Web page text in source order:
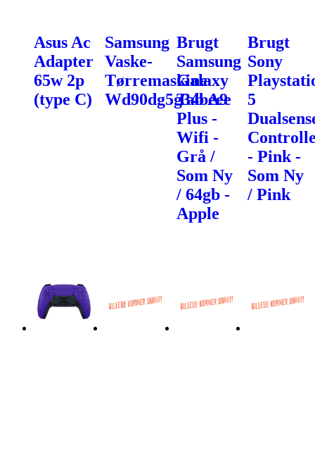
Asus Ac
Adapter
65w 2p
(type C)
Samsung
Vaske-
Tørremaskine
Wd90dg5g34beee
Brugt
Samsung
Galaxy
Tab A9
Plus -
Wifi -
Grå /
Som Ny
/ 64gb -
Apple
Brugt
Sony
5
- Pink -
Som Ny
/ Pink